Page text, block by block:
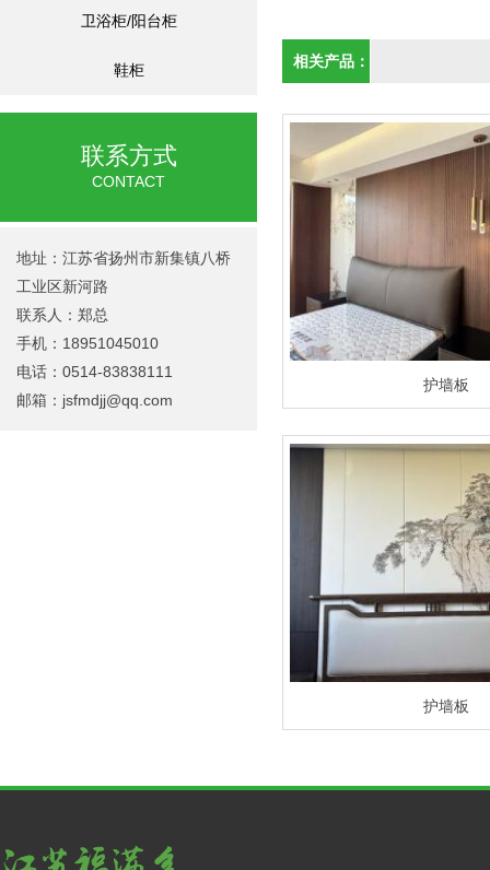
卫浴柜/阳台柜
鞋柜
联系方式
CONTACT
地址：江苏省扬州市新集镇八桥
工业区新河路
联系人：郑总
手机：18951045010
电话：0514-83838111
邮箱： jsfmdjj@qq.com
相关产品：
护墙板
护墙板